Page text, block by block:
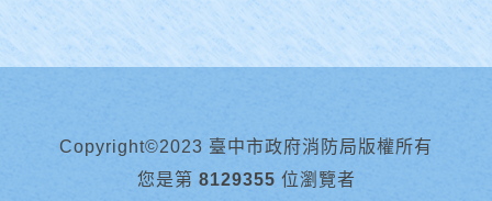
Copyright©2023 臺中市政府消防局版權所有
您是第 8129355 位瀏覽者